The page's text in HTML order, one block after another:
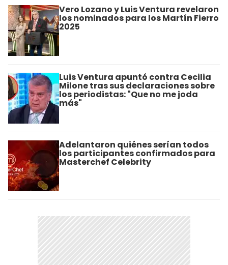
Vero Lozano y Luis Ventura revelaron
los nominados para los Martín Fierro
2025
Luis Ventura apuntó contra Cecilia
Milone tras sus declaraciones sobre
los periodistas: "Que no me joda
más"
Adelantaron quiénes serían todos
los participantes confirmados para
Masterchef Celebrity